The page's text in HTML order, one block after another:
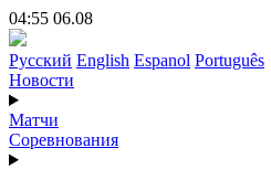
04:55 06.08
Русский English Espanol Português
Новости
Матчи
Соревнования